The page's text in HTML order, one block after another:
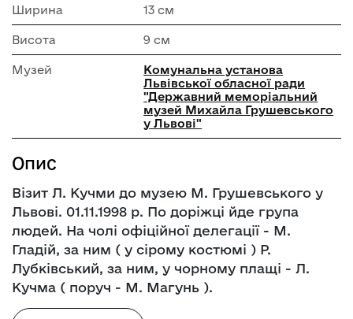
Ширина 13 см
Висота 9 см
Музей
Комунальна установа
Львівської обласної ради
"Державний меморіальний
музей Михайла Грушевського
у Львові"
Опис
Візит Л. Кучми до музею М. Грушевського у
Львові. 01.11.1998 р. По доріжці йде група
людей. На чолі офіційної делегації - М.
Гладій, за ним ( у сірому костюмі ) Р.
Лубківський, за ним, у чорному плащі - Л.
Кучма ( поруч - М. Магунь ).